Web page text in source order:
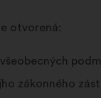
otvorená:
zákonného